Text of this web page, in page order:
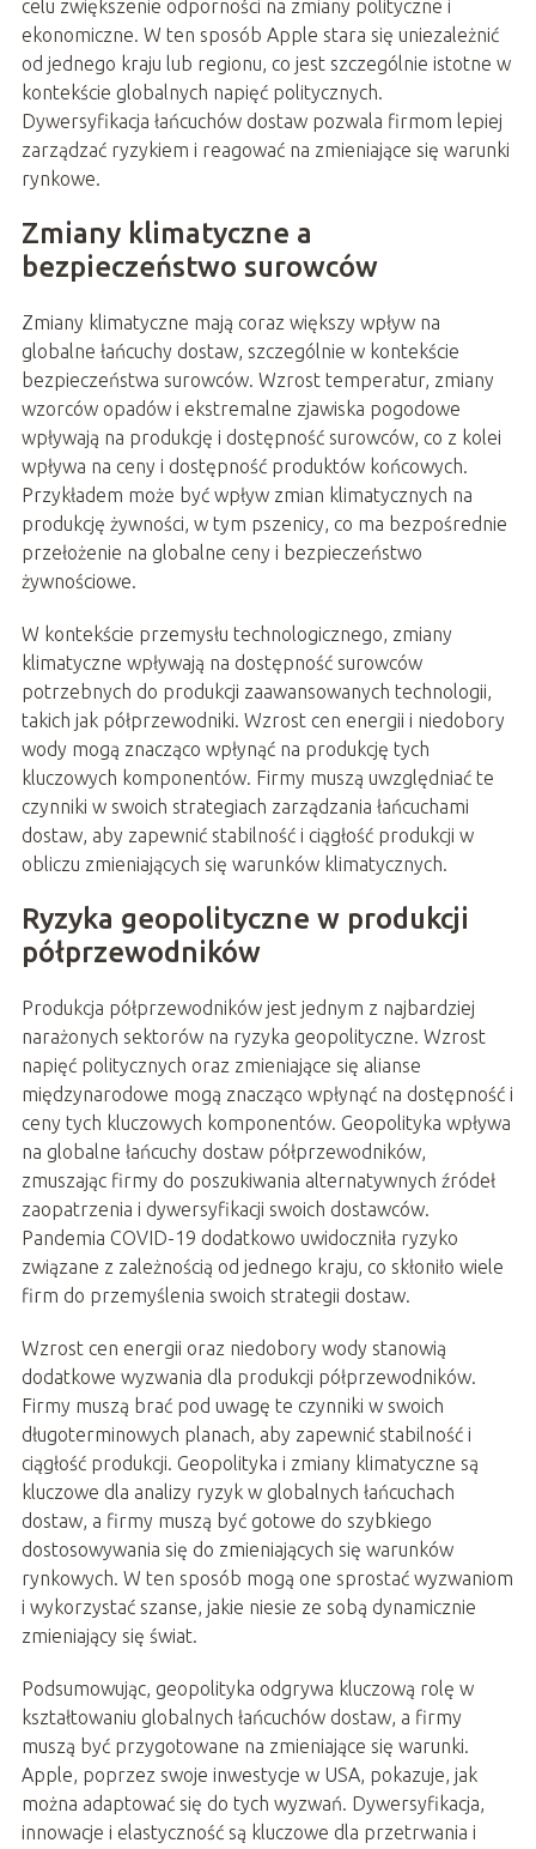
celu zwiększenie odporności na zmiany polityczne i
ekonomiczne. W ten sposób Apple stara się uniezależnić
od jednego kraju lub regionu, co jest szczególnie istotne w
kontekście globalnych napięć politycznych.
Dywersyfikacja łańcuchów dostaw pozwala firmom lepiej
zarządzać ryzykiem i reagować na zmieniające się warunki
rynkowe.
Zmiany klimatyczne a
bezpieczeństwo surowców
Zmiany klimatyczne mają coraz większy wpływ na
globalne łańcuchy dostaw, szczególnie w kontekście
bezpieczeństwa surowców. Wzrost temperatur, zmiany
wzorców opadów i ekstremalne zjawiska pogodowe
wpływają na produkcję i dostępność surowców, co z kolei
wpływa na ceny i dostępność produktów końcowych.
Przykładem może być wpływ zmian klimatycznych na
produkcję żywności, w tym pszenicy, co ma bezpośrednie
przełożenie na globalne ceny i bezpieczeństwo
żywnościowe.
W kontekście przemysłu technologicznego, zmiany
klimatyczne wpływają na dostępność surowców
potrzebnych do produkcji zaawansowanych technologii,
takich jak półprzewodniki. Wzrost cen energii i niedobory
wody mogą znacząco wpłynąć na produkcję tych
kluczowych komponentów. Firmy muszą uwzględniać te
czynniki w swoich strategiach zarządzania łańcuchami
dostaw, aby zapewnić stabilność i ciągłość produkcji w
obliczu zmieniających się warunków klimatycznych.
Ryzyka geopolityczne w produkcji
półprzewodników
Produkcja półprzewodników jest jednym z najbardziej
narażonych sektorów na ryzyka geopolityczne. Wzrost
napięć politycznych oraz zmieniające się alianse
międzynarodowe mogą znacząco wpłynąć na dostępność i
ceny tych kluczowych komponentów. Geopolityka wpływa
na globalne łańcuchy dostaw półprzewodników,
zmuszając firmy do poszukiwania alternatywnych źródeł
zaopatrzenia i dywersyfikacji swoich dostawców.
Pandemia COVID-19 dodatkowo uwidoczniła ryzyko
związane z zależnością od jednego kraju, co skłoniło wiele
firm do przemyślenia swoich strategii dostaw.
Wzrost cen energii oraz niedobory wody stanowią
dodatkowe wyzwania dla produkcji półprzewodników.
Firmy muszą brać pod uwagę te czynniki w swoich
długoterminowych planach, aby zapewnić stabilność i
ciągłość produkcji. Geopolityka i zmiany klimatyczne są
kluczowe dla analizy ryzyk w globalnych łańcuchach
dostaw, a firmy muszą być gotowe do szybkiego
dostosowywania się do zmieniających się warunków
rynkowych. W ten sposób mogą one sprostać wyzwaniom
i wykorzystać szanse, jakie niesie ze sobą dynamicznie
zmieniający się świat.
Podsumowując, geopolityka odgrywa kluczową rolę w
kształtowaniu globalnych łańcuchów dostaw, a firmy
muszą być przygotowane na zmieniające się warunki.
Apple, poprzez swoje inwestycje w USA, pokazuje, jak
można adaptować się do tych wyzwań. Dywersyfikacja,
innowacje i elastyczność są kluczowe dla przetrwania i